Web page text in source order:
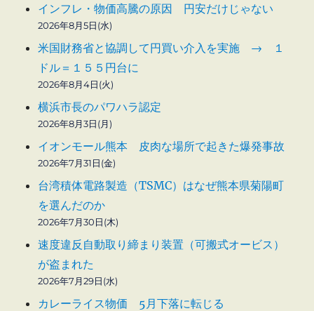
インフレ・物価高騰の原因 円安だけじゃない
2026年8月5日(水)
米国財務省と協調して円買い介入を実施 → １
ドル＝１５５円台に
2026年8月4日(火)
横浜市長のパワハラ認定
2026年8月3日(月)
イオンモール熊本 皮肉な場所で起きた爆発事故
2026年7月31日(金)
台湾積体電路製造（TSMC）はなぜ熊本県菊陽町
を選んだのか
2026年7月30日(木)
速度違反自動取り締まり装置（可搬式オービス）
が盗まれた
2026年7月29日(水)
カレーライス物価 5月下落に転じる